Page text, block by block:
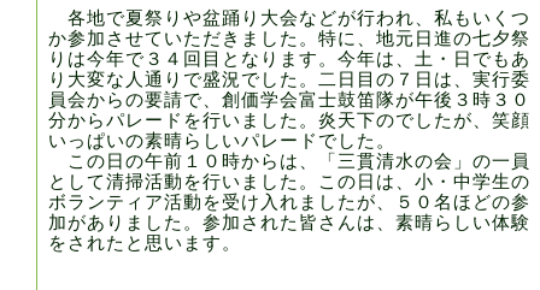
各地で夏祭りや盆踊り大会などが行われ、私もいくつ
か参加させていただきました。特に、地元日進の七夕祭
りは今年で３４回目となります。今年は、土・日でもあ
り大変な人通りで盛況でした。二日目の７日は、実行委
員会からの要請で、創価学会富士鼓笛隊が午後３時３０
分からパレードを行いました。炎天下のでしたが、笑顔
いっぱいの素晴らしいパレードでした。
この日の午前１０時からは、「三貫清水の会」の一員
として清掃活動を行いました。この日は、小・中学生の
ボランティア活動を受け入れましたが、５０名ほどの参
加がありました。参加された皆さんは、素晴らしい体験
をされたと思います。